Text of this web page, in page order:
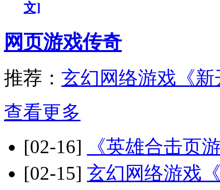
文]
网页游戏传奇
推荐： 玄幻网络游戏《
查看更多
[02-16]
《英雄合击页
[02-15] 玄幻网络游戏